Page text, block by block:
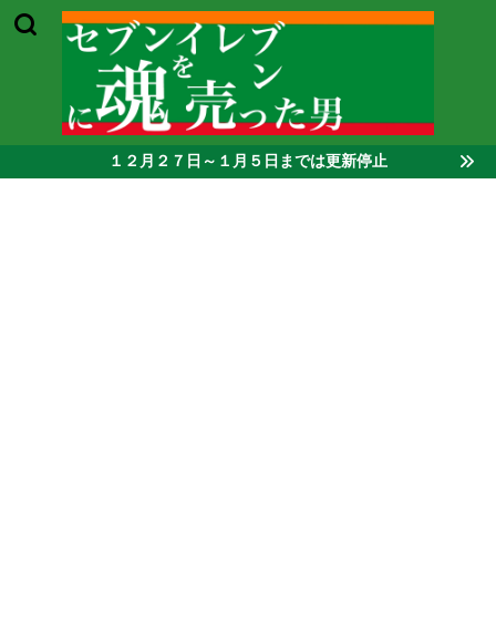
１２月２７日～１月５日までは更新停止